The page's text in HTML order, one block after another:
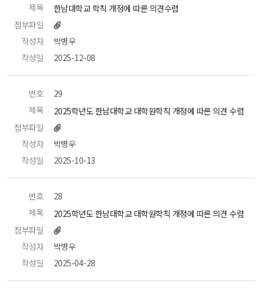
제목
한남대학교 학칙 개정에 따른 의견수렴
첨부파일
작성자
박병우
작성일
2025-12-08
번호
29
제목
2025학년도 한남대학교 대학원학칙 개정에 따른 의견 수렴
첨부파일
작성자
박병우
작성일
2025-10-13
번호
28
제목
2025학년도 한남대학교 대학원학칙 개정에 따른 의견 수렴
첨부파일
작성자
박병우
작성일
2025-04-28